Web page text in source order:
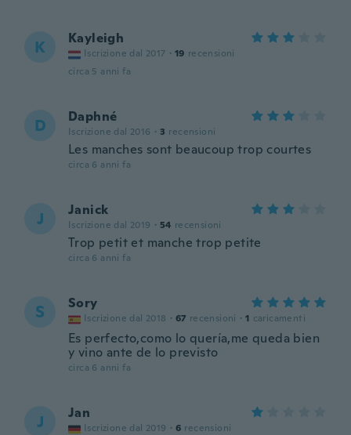
K Kayleigh
Iscrizione dal 2017 · 19 recensioni
circa 5 anni fa
D Daphné
Iscrizione dal 2016 · 3 recensioni
Les manches sont beaucoup trop courtes
circa 6 anni fa
J Janick
Iscrizione dal 2019 · 54 recensioni
Trop petit et manche trop petite
circa 6 anni fa
S Sory
Iscrizione dal 2018 · 67 recensioni · 1 caricamenti
Es perfecto,como lo quería,me queda bien
y vino ante de lo previsto
circa 6 anni fa
J Jan
Iscrizione dal 2019 · 6 recensioni